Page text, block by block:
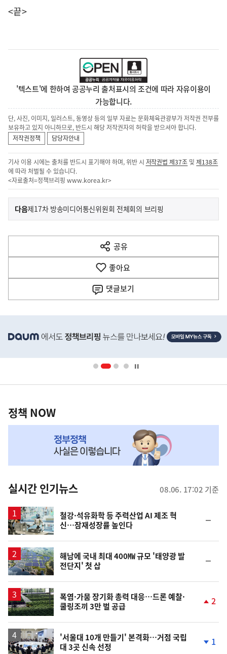
<끝>
'텍스트'에 한하여 공공누리 출처표시의 조건에 따라 자유이용이
가능합니다.
단, 사진, 이미지, 일러스트, 동영상 등의 일부 자료는 문화체육관광부가 저작권 전부를
보유하고 있지 아니하므로, 반드시 해당 저작권자의 허락을 받으셔야 합니다.
저작권정책
담당자안내
기사 이용 시에는 출처를 반드시 표기해야 하며, 위반 시 저작권법 제37조 및제138조
에 따라 처벌될 수 있습니다.
<자료출처=정책브리핑 www.korea.kr>
이
전
다
음
다음기
제17차 방송미디어통신위원회 전체회의 브리핑
공유
열
기
좋아요
댓글보기
단
영
책
NOW,
뉴
스
정책 NOW
실시간 인기뉴스 08.06. 17:02 기준
철강·석유화학 등 주력산업 AI 제조 혁
신…잠재성장률 높인다
일
해남에 국내 최대 400㎿ 규모 '태양광 발
전단지' 첫 삽
일
폭염·가뭄 장기화 총력 대응…드론 예찰·
쿨링조끼 3만 벌 공급
상
2
'서울대 10개 만들기' 본격화…거점 국립
대 3곳 신속 선정
1